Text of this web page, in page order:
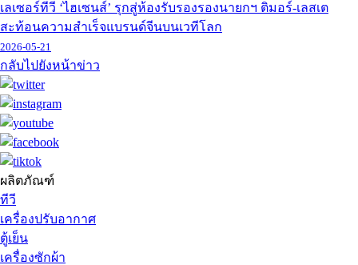
เลเซอร์ทีวี ‘ไฮเซนส์’ รุกสู่ห้องรับรองรองนายกฯ ติมอร์-เลสเต
สะท้อนความสำเร็จแบรนด์จีนบนเวทีโลก
2026-05-21
กลับไปยังหน้าข่าว
ผลิตภัณฑ์
ทีวี
เครื่องปรับอากาศ
ตู้เย็น
เครื่องซักผ้า